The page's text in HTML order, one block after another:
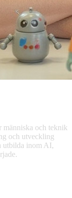
människa och teknik
och utveckling
utbilda inom AI,